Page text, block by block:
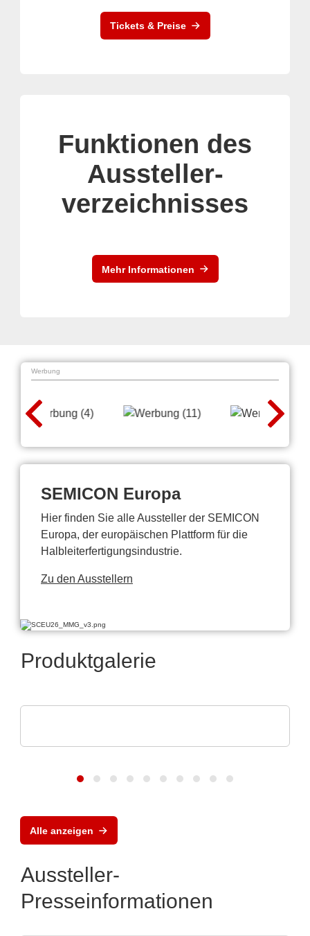
Tickets & Preise
Funktionen des
Aussteller-
verzeichnisses
Mehr Informationen
Werbung
SEMICON Europa
Hier finden Sie alle Aussteller der SEMICON
Europa, der europäischen Plattform für die
Halbleiterfertigungsindustrie.
Zu den Ausstellern
Produktgalerie
Alle anzeigen
Aussteller-
Presseinformationen